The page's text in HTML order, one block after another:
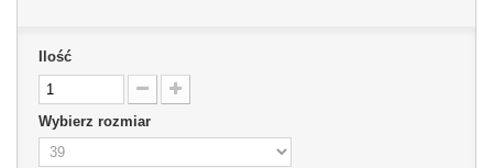
Ilość
Wybierz rozmiar